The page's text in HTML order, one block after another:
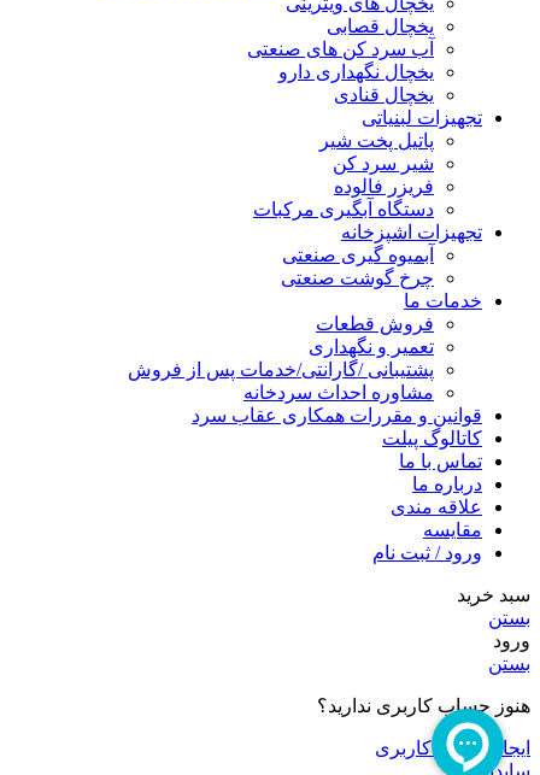
یخچال قصابی
آب سرد کن های صنعتی
یخچال نگهداری دارو
یخچال قنادی
تجهیزات لبنیاتی
پاتیل پخت شیر
شیر سرد کن
فریزر فالوده
دستگاه آبگیری مرکبات
تجهیزات اشپزخانه
آبمیوه گیری صنعتی
چرخ گوشت صنعتی
خدمات ما
فروش قطعات
تعمیر و نگهداری
پشتیبانی /گارانتی/خدمات پس از فروش
مشاوره احداث سردخانه
قوانین و مقررات همکاری عقاب سرد
کاتالوگ پیلت
تماس با ما
درباره ما
علاقه مندی
مقایسه
ورود / ثبت نام
سبد خرید
بستن
ورود
بستن
هنوز حساب کاربری ندارید؟
ایجاد حساب کاربری
سایدبار